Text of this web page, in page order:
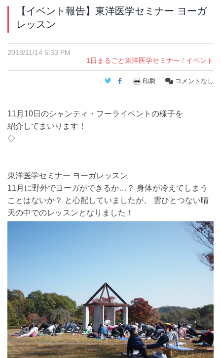
【イベント報告】東洋医学セミナー ヨーガ
レッスン
2018/11/14 6:33 PM
1日まるごと東洋医学セミナー / イベント
Twitter
Facebook
印刷 コメントなし
11月10日のシャンティ・フーライベントの様子を
紹介してまいります！
◇
東洋医学セミナー ヨーガレッスン
11月に野外でヨーガができるか…？ 身体が冷えてしまう
ことはないか？ と心配していましたが、 雲ひとつない晴
天の中でのレッスンとなりました！